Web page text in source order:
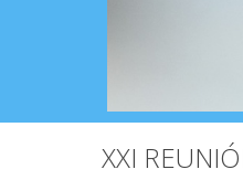
XXI